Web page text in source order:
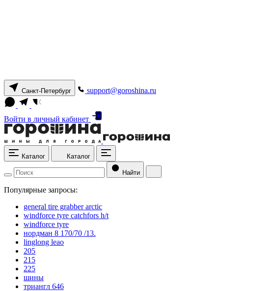
Санкт-Петербург support@goroshina.ru
Войти в личный кабинет
Каталог Каталог
Найти
Популярные запросы:
general tire grabber arctic
windforce tyre catchfors h/t
windforce tyre
нордман 8 170/70 /13.
linglong leao
205
215
225
шины
триангл 646